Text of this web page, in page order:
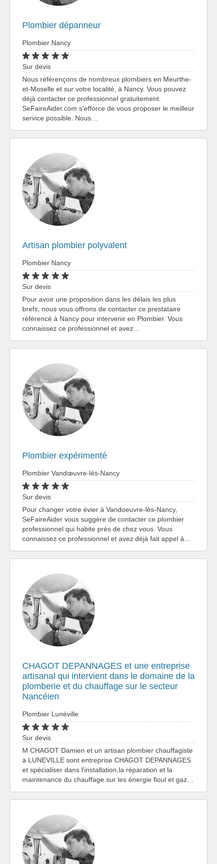
Plombier dépanneur
Plombier Nancy
Sur devis
Nous référençons de nombreux plombiers en Meurthe-
et-Moselle et sur votre localité, à Nancy. Vous pouvez
déjà contacter ce professionnel gratuitement.
SeFaireAider.com s'efforce de vous proposer le meilleur
service possible. Nous…
Artisan plombier polyvalent
Plombier Nancy
Sur devis
Pour avoir une proposition dans les délais les plus
brefs, nous vous offrons de contacter ce prestataire
référencé à Nancy pour intervenir en Plombier. Vous
connaissez ce professionnel et avez…
Plombier expérimenté
Plombier Vandœuvre-lès-Nancy
Sur devis
Pour changer votre évier à Vandoeuvre-lès-Nancy,
SeFaireAider vous suggère de contacter ce plombier
professionnel qui habite près de chez vous. Vous
connaissez ce professionnel et avez déjà fait appel à…
CHAGOT DEPANNAGES et une entreprise
artisanal qui intervient dans le domaine de la
plomberie et du chauffage sur le secteur
Nancéien
Plombier Lunéville
Sur devis
M CHAGOT Damien et un artisan plombier chauffagiste
à LUNEVILLE sont entreprise CHAGOT DEPANNAGES
et spécialiser dans l'installation,la réparation et la
maintenance du chauffage sur les énergie fioul et gaz…